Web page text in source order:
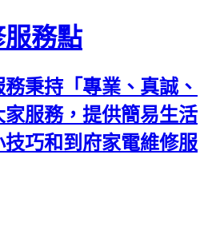
務點
秉持「專業、真誠、
服務，提供簡易生活
巧和到府家電維修服